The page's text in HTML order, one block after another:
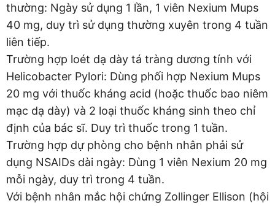
thường: Ngày sử dụng 1 lần, 1 viên Nexium Mups
40 mg, duy trì sử dụng thường xuyên trong 4 tuần
liên tiếp.
Trường hợp loét dạ dày tá tràng dương tính với
Helicobacter Pylori: Dùng phối hợp Nexium Mups
20 mg với thuốc kháng acid (hoặc thuốc bao niêm
mạc dạ dày) và 2 loại thuốc kháng sinh theo chỉ
định của bác sĩ. Duy trì thuốc trong 1 tuần.
Trường hợp dự phòng cho bệnh nhân phải sử
dụng NSAIDs dài ngày: Dùng 1 viên Nexium 20 mg
mỗi ngày, duy trì trong 4 tuần.
Với bệnh nhân mắc hội chứng Zollinger Ellison (hội